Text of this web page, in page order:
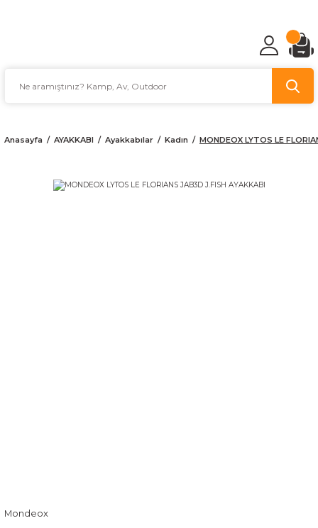
Anasayfa AYAKKABI Ayakkabılar Kadın MONDEOX LYTOS LE
Mondeox